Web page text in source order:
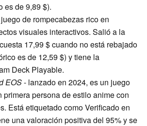
es de 9,89 $).
de rompecabezas rico en
visuales interactivos. Salió a la
17,99 $ cuando no está rebajado
es de 12,59 $) y tiene la
Deck Playable.
EOS- lanzado en 2024, es un juego
primera persona de estilo anime con
Está etiquetado como Verificado en
una valoración positiva del 95% y se